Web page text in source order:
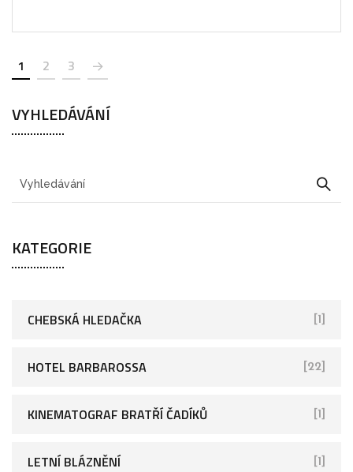
1 2 3
VYHLEDÁVÁNÍ
KATEGORIE
CHEBSKÁ HLEDAČKA [1]
HOTEL BARBAROSSA [22]
KINEMATOGRAF BRATŘÍ ČADÍKŮ [1]
LETNÍ BLÁZNĚNÍ [1]